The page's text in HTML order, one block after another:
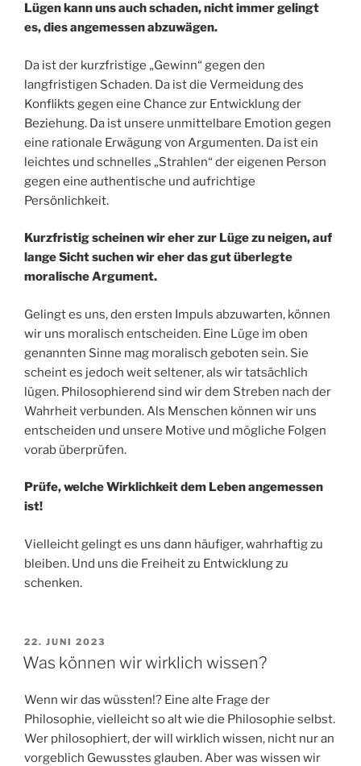
Lügen kann uns auch schaden, nicht immer gelingt
es, dies angemessen abzuwägen.
Da ist der kurzfristige „Gewinn“ gegen den
langfristigen Schaden. Da ist die Vermeidung des
Konflikts gegen eine Chance zur Entwicklung der
Beziehung. Da ist unsere unmittelbare Emotion gegen
eine rationale Erwägung von Argumenten. Da ist ein
leichtes und schnelles „Strahlen“ der eigenen Person
gegen eine authentische und aufrichtige
Persönlichkeit.
Kurzfristig scheinen wir eher zur Lüge zu neigen, auf
lange Sicht suchen wir eher das gut überlegte
moralische Argument.
Gelingt es uns, den ersten Impuls abzuwarten, können
wir uns moralisch entscheiden. Eine Lüge im oben
genannten Sinne mag moralisch geboten sein. Sie
scheint es jedoch weit seltener, als wir tatsächlich
lügen. Philosophierend sind wir dem Streben nach der
Wahrheit verbunden. Als Menschen können wir uns
entscheiden und unsere Motive und mögliche Folgen
vorab überprüfen.
Prüfe, welche Wirklichkeit dem Leben angemessen
ist!
Vielleicht gelingt es uns dann häufiger, wahrhaftig zu
bleiben. Und uns die Freiheit zu Entwicklung zu
schenken.
VERÖFFENTLICHT
AM
22. JUNI 2023
Was können wir wirklich wissen?
Wenn wir das wüssten!? Eine alte Frage der
Philosophie, vielleicht so alt wie die Philosophie selbst.
Wer philosophiert, der will wirklich wissen, nicht nur an
vorgeblich Gewusstes glauben. Aber was wissen wir